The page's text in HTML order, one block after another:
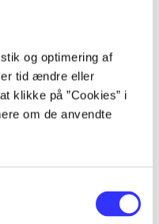
og optimering af
tid ændre eller
klikke på ”Cookies” i
om de anvendte